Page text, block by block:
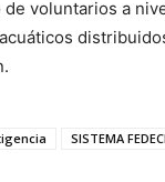
voluntarios a
SISTEMA